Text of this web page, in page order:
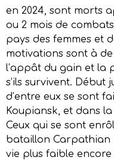
en 2024, sont morts
ou 2 mois de
pays des femmes et
motivations sont à
l’appât du gain et la
s’ils survivent. Début
d’entre eux se sont
Koupiansk, et dans
Ceux qui se sont
bataillon Carpathian
vie plus faible